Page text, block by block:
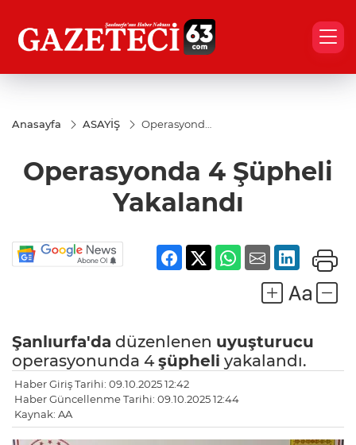
Anasayfa ASAYİŞ
Operasyonda
Operasyonda 4 Şüpheli
Yakalandı
Şanlıurfa'da düzenlenen uyuşturucu
operasyonunda 4şüpheli yakalandı.
Haber Giriş Tarihi: 09.10.2025 12:42
Haber Güncellenme Tarihi: 09.10.2025 12:44
Kaynak: AA